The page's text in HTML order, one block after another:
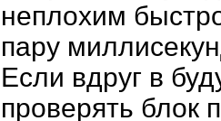
неплохим
пару
Если вдруг в
проверять блок